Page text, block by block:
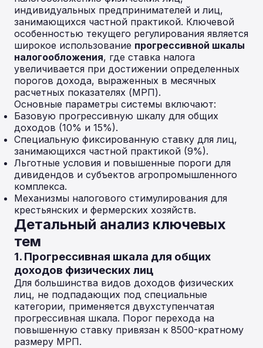
индивидуальных предпринимателей и лиц,
занимающихся частной практикой. Ключевой
особенностью текущего регулирования является
широкое использование прогрессивной шкалы
налогообложения, где ставка налога
увеличивается при достижении определенных
порогов дохода, выраженных в месячных
расчетных показателях (МРП).
Основные параметры системы включают:
Базовую прогрессивную шкалу для общих
доходов (10% и 15%).
Специальную фиксированную ставку для лиц,
занимающихся частной практикой (9%).
Льготные условия и повышенные пороги для
дивидендов и субъектов агропромышленного
комплекса.
Механизмы налогового стимулирования для
крестьянских и фермерских хозяйств.
Детальный анализ ключевых
тем
1. Прогрессивная шкала для общих
доходов физических лиц
Для большинства видов доходов физических
лиц, не подпадающих под специальные
категории, применяется двухступенчатая
прогрессивная шкала. Порог перехода на
повышенную ставку привязан к 8500-кратному
размеру МРП.